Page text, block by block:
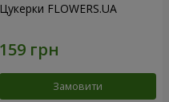
Цукерки FLOWERS.UA
Замовити